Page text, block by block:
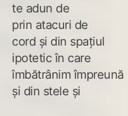
te adun de
prin atacuri de
cord și din spațiul
ipotetic în care
îmbătrânim împreună
și din stele și